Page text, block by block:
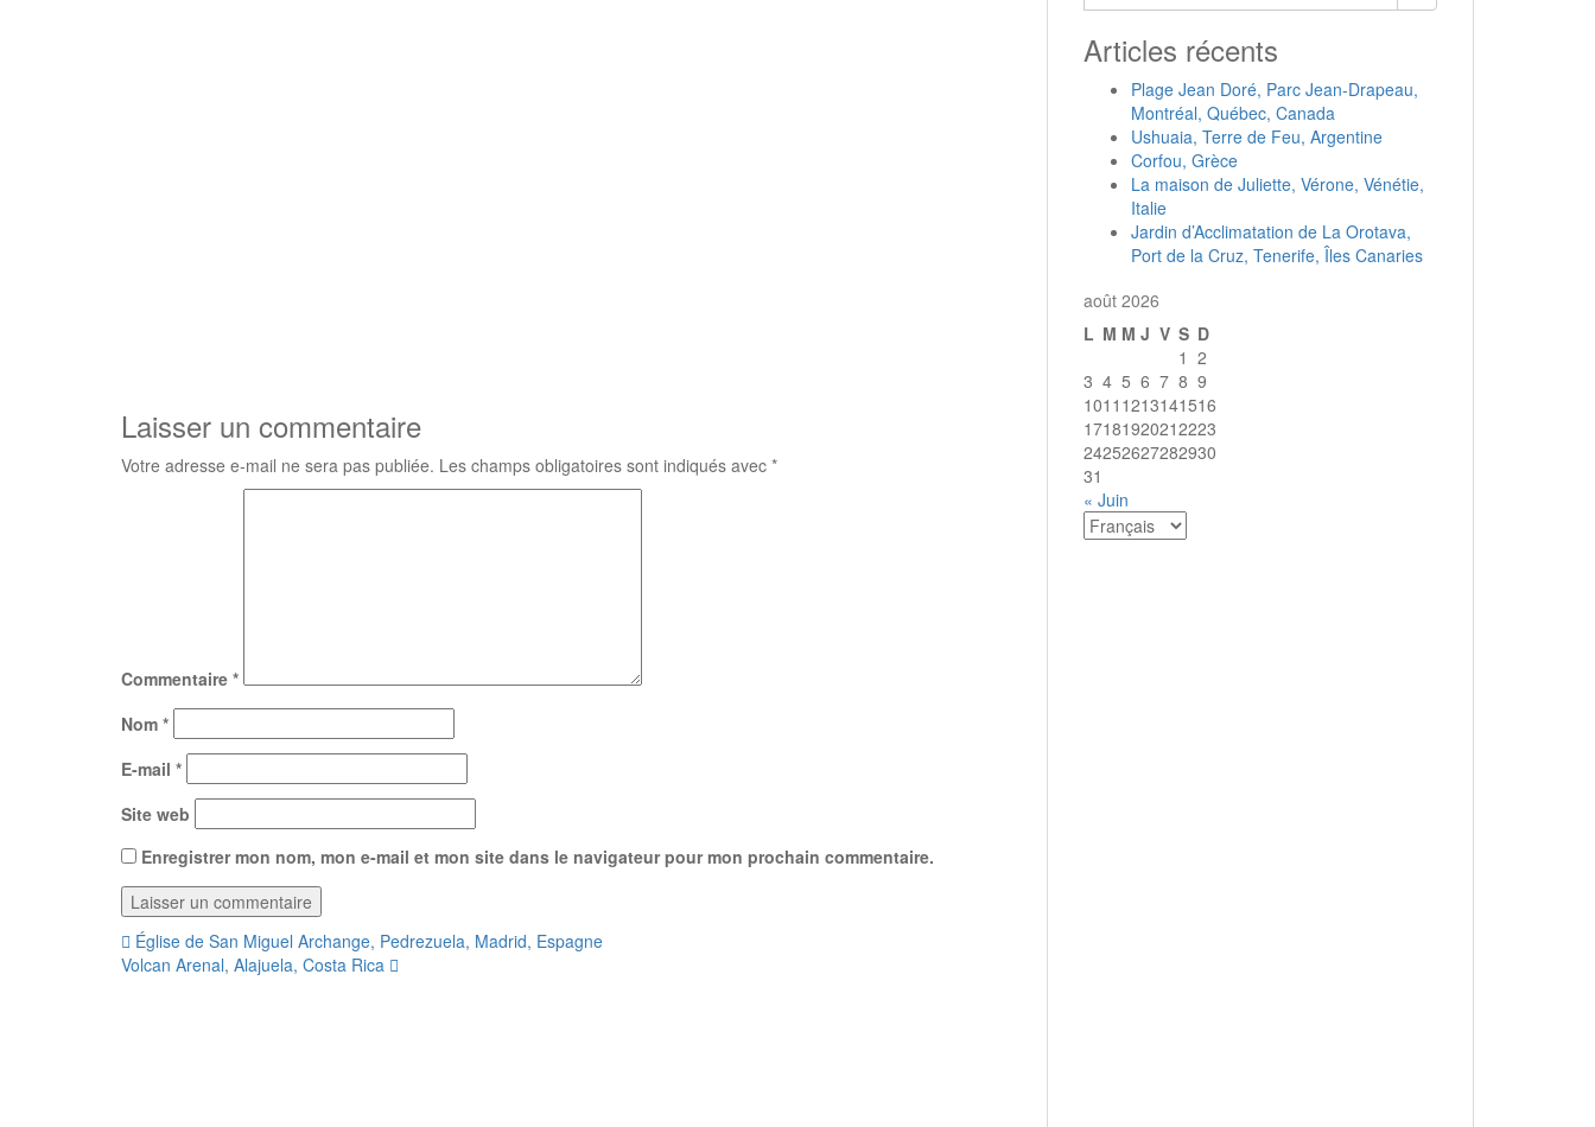
Laisser un commentaire
Votre adresse e-mail ne sera pas publiée. Les champs obligatoires sont indiqués avec *
Commentaire *
Nom *
E-mail *
Site web
Enregistrer mon nom, mon e-mail et mon site dans le navigateur pour mon prochain commentaire.
Navigation
de
Église de San Miguel Archange, Pedrezuela, Madrid, Espagne
Volcan Arenal, Alajuela, Costa Rica
Articles récents
Plage Jean Doré, Parc Jean-Drapeau,
Montréal, Québec, Canada
Ushuaia, Terre de Feu, Argentine
Corfou, Grèce
La maison de Juliette, Vérone, Vénétie,
Italie
Jardin d’Acclimatation de La Orotava,
Port de la Cruz, Tenerife, Îles Canaries
août 2026
L M M J V S D
1 2
3 4 5 6 7 8 9
1011 1213141516
17181920212223
24252627282930
31
« Juin
Choisir
une